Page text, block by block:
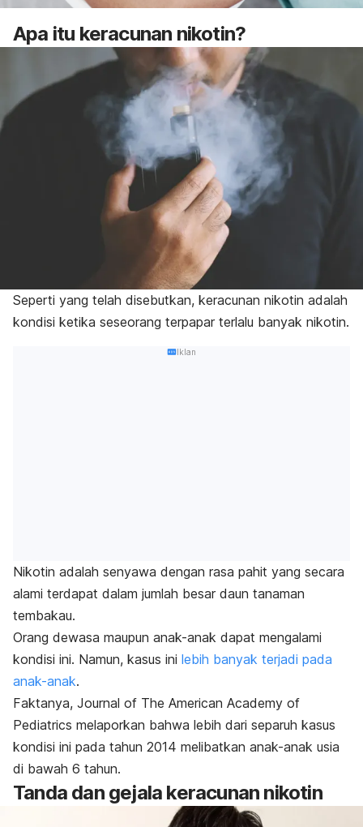
Apa itu keracunan nikotin?
Seperti yang telah disebutkan, keracunan nikotin adalah
kondisi ketika seseorang terpapar terlalu banyak nikotin.
Iklan
Nikotin adalah senyawa dengan rasa pahit yang secara
alami terdapat dalam jumlah besar daun tanaman
tembakau.
Orang dewasa maupun anak-anak dapat mengalami
kondisi ini. Namun, kasus ini lebih banyak terjadi pada
anak-anak.
Faktanya, Journal of The American Academy of
Pediatrics melaporkan bahwa lebih dari separuh kasus
kondisi ini pada tahun 2014 melibatkan anak-anak usia
di bawah 6 tahun.
Tanda dan gejala keracunan nikotin